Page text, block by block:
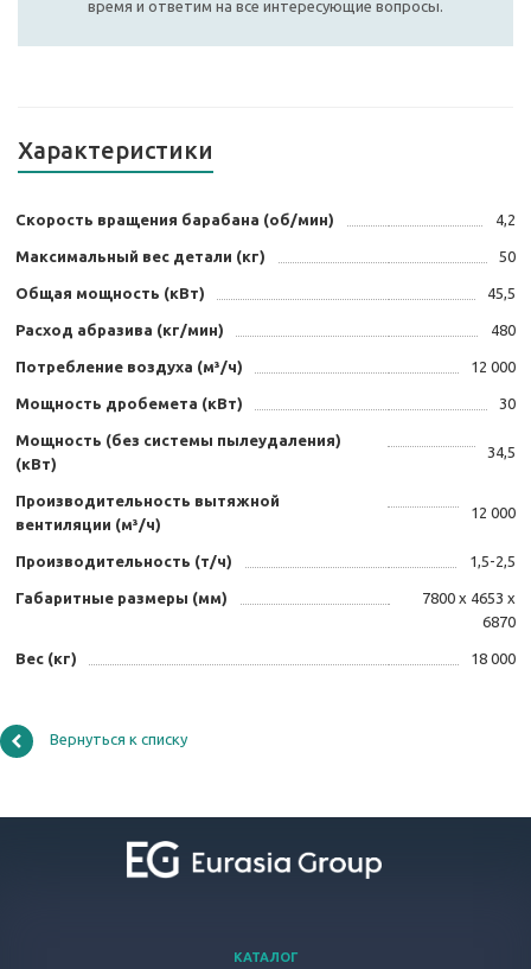
время и ответим на все интересующие вопросы.
Характеристики
Скорость вращения барабана (об/мин) 4,2
Максимальный вес детали (кг) 50
Общая мощность (кВт) 45,5
Расход абразива (кг/мин) 480
Потребление воздуха (м³/ч) 12 000
Мощность дробемета (кВт) 30
Мощность (без системы пылеудаления)
(кВт)
34,5
Производительность вытяжной
вентиляции (м³/ч)
12 000
Производительность (т/ч) 1,5-2,5
Габаритные размеры (мм)
7800 х 4653 х
6870
Вес (кг) 18 000
Вернуться к списку
КАТАЛОГ